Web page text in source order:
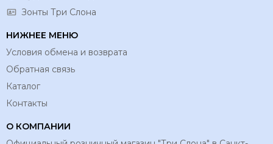
Зонты Три Слона
НИЖНЕЕ МЕНЮ
Условия обмена и возврата
Обратная связь
Каталог
Контакты
О КОМПАНИИ